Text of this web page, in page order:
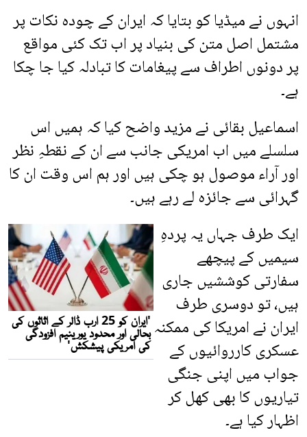
انہوں نے میڈیا کو بتایا کہ ایران کے چودہ نکات پر
مشتمل اصل متن کی بنیاد پر اب تک کئی مواقع
پر دونوں اطراف سے پیغامات کا تبادلہ کیا جا چکا
ہے۔
اسماعیل بقائی نے مزید واضح کیا کہ ہمیں اس
سلسلے میں اب امریکی جانب سے ان کے نقطہِ نظر
اور آراء موصول ہو چکی ہیں اور ہم اس وقت ان کا
گہرائی سے جائزہ لے رہے ہیں۔
ایک طرف جہاں یہ پردہِ
سیمیں کے پیچھے
سفارتی کوششیں جاری
ہیں، تو دوسری طرف
ایران نے امریکا کی ممکنہ
عسکری کارروائیوں کے
جواب میں اپنی جنگی
تیاریوں کا بھی کھل کر
اظہار کیا ہے۔